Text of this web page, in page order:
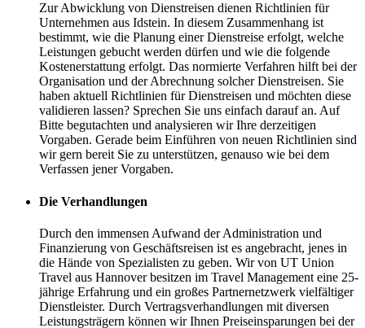
Zur Abwicklung von Dienstreisen dienen Richtlinien für
Unternehmen aus Idstein. In diesem Zusammenhang ist
bestimmt, wie die Planung einer Dienstreise erfolgt, welche
Leistungen gebucht werden dürfen und wie die folgende
Kostenerstattung erfolgt. Das normierte Verfahren hilft bei der
Organisation und der Abrechnung solcher Dienstreisen. Sie
haben aktuell Richtlinien für Dienstreisen und möchten diese
validieren lassen? Sprechen Sie uns einfach darauf an. Auf
Bitte begutachten und analysieren wir Ihre derzeitigen
Vorgaben. Gerade beim Einführen von neuen Richtlinien sind
wir gern bereit Sie zu unterstützen, genauso wie bei dem
Verfassen jener Vorgaben.
Die Verhandlungen
Durch den immensen Aufwand der Administration und
Finanzierung von Geschäftsreisen ist es angebracht, jenes in
die Hände von Spezialisten zu geben. Wir von UT Union
Travel aus Hannover besitzen im Travel Management eine 25-
jährige Erfahrung und ein großes Partnernetzwerk vielfältiger
Dienstleister. Durch Vertragsverhandlungen mit diversen
Leistungsträgern können wir Ihnen Preiseinsparungen bei der